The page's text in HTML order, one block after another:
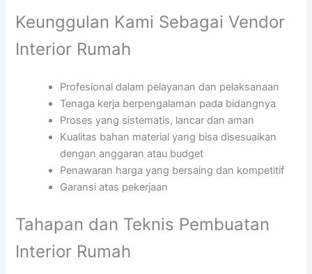
Keunggulan Kami Sebagai Vendor
Interior Rumah
Profesional dalam pelayanan dan pelaksanaan
Tenaga kerja berpengalaman pada bidangnya
Proses yang sistematis, lancar dan aman
Kualitas bahan material yang bisa disesuaikan
dengan anggaran atau budget
Penawaran harga yang bersaing dan kompetitif
Garansi atas pekerjaan
Tahapan dan Teknis Pembuatan
Interior Rumah